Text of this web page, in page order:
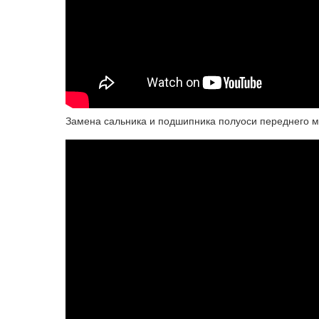
Замена сальника и подшипника полуоси переднего